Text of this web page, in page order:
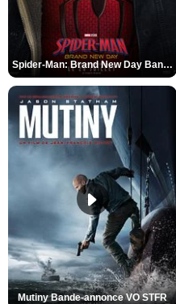
Spider-Man: Brand New Day Bande-annonce VO STFR
Mutiny Bande-annonce VO STFR